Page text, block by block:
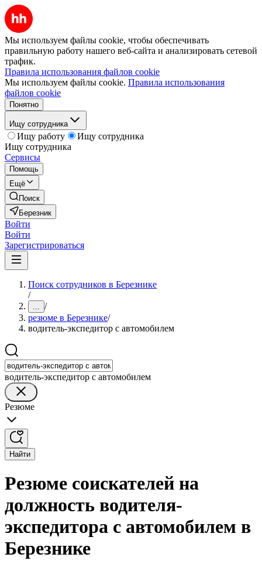
Мы используем файлы cookie, чтобы обеспечивать
правильную работу нашего веб-сайта и анализировать сетевой
трафик.
Правила использования файлов cookie
Мы используем файлы cookie. Правила использования
файлов cookie
Понятно
Ищу сотрудника
Ищу работу
Ищу сотрудника
Ищу сотрудника
Сервисы
Помощь
Ещё
Поиск
Березник
Войти
Войти
Зарегистрироваться
Поиск сотрудников в Березнике
/
... /
резюме в Березнике/
водитель-экспедитор с автомобилем
водитель-экспедитор с автомобилем
Резюме
Найти
Резюме соискателей на
должность водителя-
экспедитора с автомобилем в
Березнике